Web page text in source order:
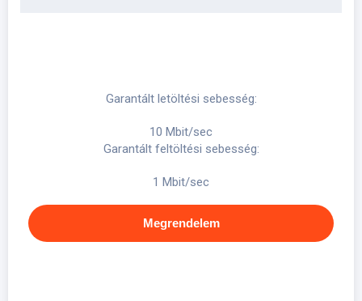
Garantált letöltési sebesség:
10 Mbit/sec
Garantált feltöltési sebesség:
1 Mbit/sec
Megrendelem